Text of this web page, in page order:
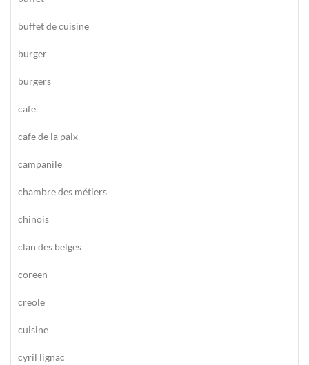
buffet de cuisine
burger
burgers
cafe
cafe de la paix
campanile
chambre des métiers
chinois
clan des belges
coreen
creole
cuisine
cyril lignac